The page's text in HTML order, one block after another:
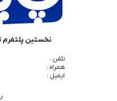
نخستین
تلفن :
همراه :
ایمیل :